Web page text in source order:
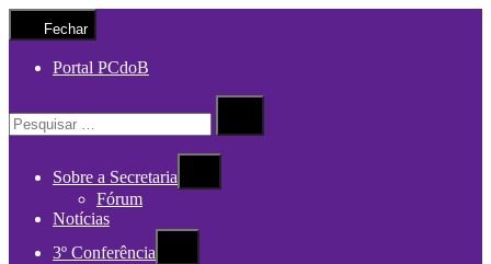
Fechar
Portal PCdoB
por:
Procurar
Sobre a Secretaria
Fórum
Notícias
3º Conferência